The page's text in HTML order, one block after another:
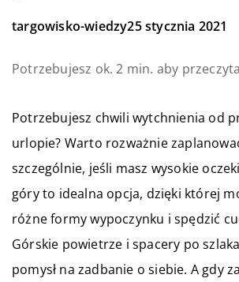
targowisko-wiedzy25 stycznia 2021
Potrzebujesz ok. 2 min. aby
Potrzebujesz chwili wytchnienia od
urlopie? Warto rozważnie
szczególnie, jeśli masz wysokie
góry to idealna opcja, dzięki której
różne formy wypoczynku i spędzić
Górskie powietrze i spacery po
pomysł na zadbanie o siebie. A gdy